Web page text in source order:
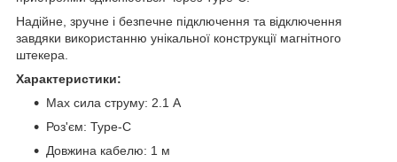
Надійне, зручне і безпечне підключення та відключення
завдяки використанню унікальної конструкції магнітного
штекера.
Характеристики:
Max сила струму: 2.1 А
Роз'єм: Type-C
Довжина кабелю: 1 м